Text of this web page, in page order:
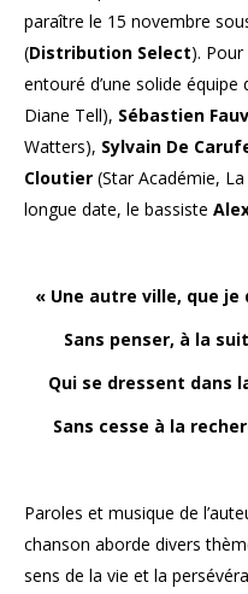
paraître le 15 novembre
(Distribution Select). Pour
entouré d’une solide équipe
Diane Tell), Sébastien
Watters), Sylvain De
Cloutier (Star Académie,
longue date, le bassiste
« Une autre ville, que
Sans penser, à la
Qui se dressent dans
Sans cesse à la
Paroles et musique de
chanson aborde divers
sens de la vie et la